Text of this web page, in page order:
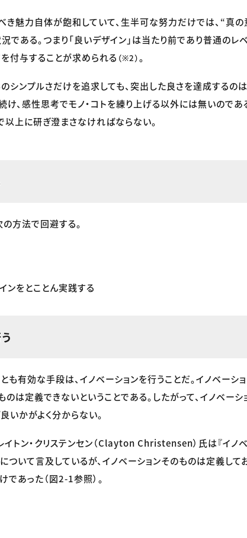
き魅力自体が飽和していて、生半可な努力だけでは、“真
である。つまり「良いデザイン」は当たり前であり普通のレ
付与することが求められる （※2）。
シンプルさだけを追求しても、突出した良さを達成するの
け、感性思考でモノ・コトを練り上げる以外には無いのであ
以上に研ぎ澄まさなければならない。
の方法で回避する。
ンをとことん実践する
も有効な手段は、イノベーションを行うことだ。イノベーシ
のは定義できないということである。したがって、イノベーシ
いかがよく分からない。
トン・クリステンセン（Clayton Christensen）氏は『イノ
ついて言及しているが、イノベーションそのものは定義して
であった（図2-1参照）。